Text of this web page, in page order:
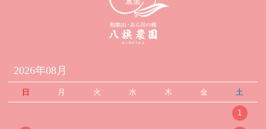
2026年08月
日 月 火 水 木 金 土
1